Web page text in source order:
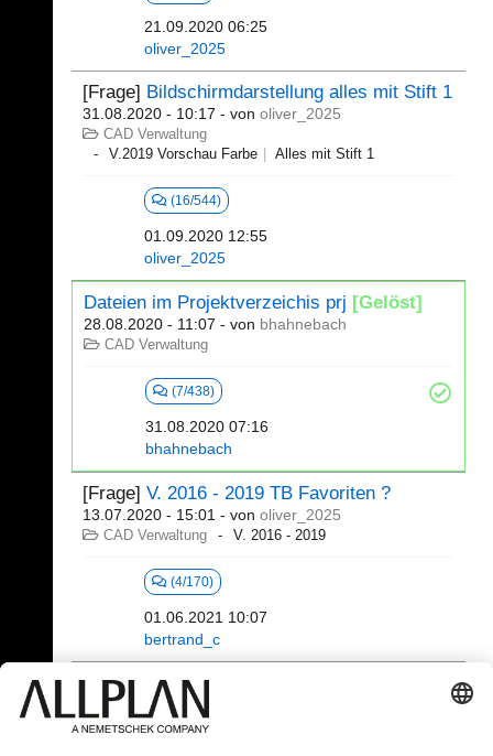
21.09.2020 06:25
oliver_2025
[Frage] Bildschirmdarstellung alles mit Stift 1
31.08.2020 - 10:17 - von oliver_2025
CAD Verwaltung
V.2019 Vorschau Farbe
Alles mit Stift 1
(16/544)
01.09.2020 12:55
oliver_2025
Dateien im Projektverzeichis prj [Gelöst]
28.08.2020 - 11:07 - von bhahnebach
CAD Verwaltung
(7/438)
31.08.2020 07:16
bhahnebach
[Frage] V. 2016 - 2019 TB Favoriten ?
13.07.2020 - 15:01 - von oliver_2025
CAD Verwaltung V. 2016 - 2019
(4/170)
01.06.2021 10:07
bertrand_c
121 - 140 (609)
⇤